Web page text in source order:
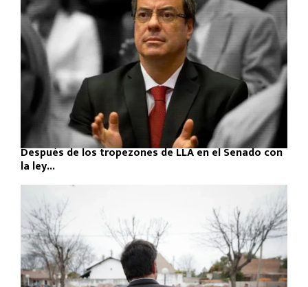
Después de los tropezones de LLA en el Senado con
la ley...